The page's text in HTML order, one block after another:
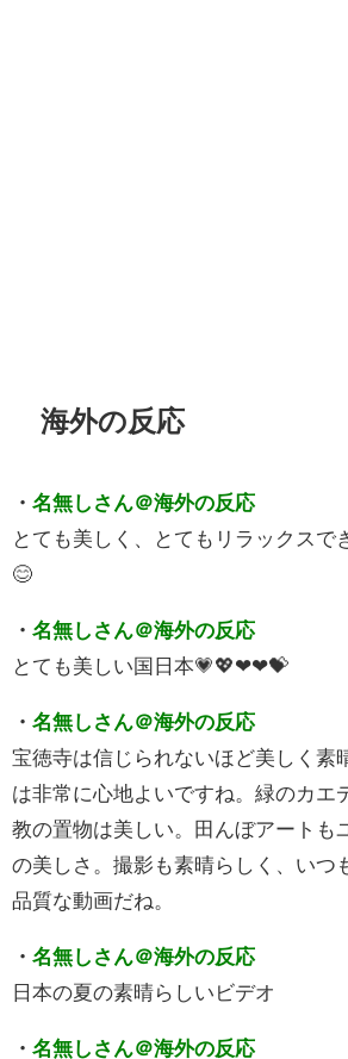
海外の反応
・ 名無しさん＠海外の反応
とても美しく、とてもリラックスで
😊
・ 名無しさん＠海外の反応
とても美しい国日本💗💖❤❤💝
・ 名無しさん＠海外の反応
宝徳寺は信じられないほど美しく素
は非常に心地よいですね。緑のカエ
教の置物は美しい。田んぼアートも
の美しさ。撮影も素晴らしく、いつ
品質な動画だね。
・ 名無しさん＠海外の反応
日本の夏の素晴らしいビデオ
・ 名無しさん＠海外の反応